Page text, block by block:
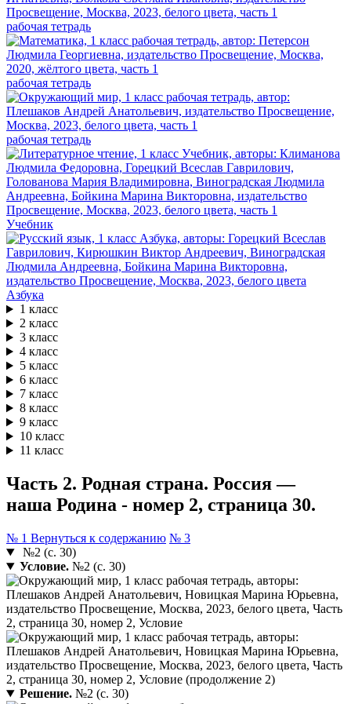
рабочая тетрадь
рабочая тетрадь
рабочая тетрадь
Учебник
Азбука
1 класс
2 класс
3 класс
4 класс
5 класс
6 класс
7 класс
8 класс
9 класс
10 класс
11 класс
Часть 2. Родная страна. Россия —
наша Родина - номер 2, страница 30.
№ 1 Вернуться к содержанию № 3
№2 (с. 30)
Условие.№2 (с. 30)
Решение.№2 (с. 30)